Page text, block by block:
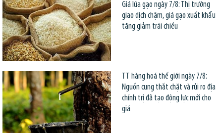
Giá lúa gạo ngày 7/8: Thị trường
giao dịch chậm, giá gạo xuất khẩu
tăng giảm trái chiều
TT hàng hoá thế giới ngày 7/8:
Nguồn cung thắt chặt và rủi ro địa
chính trị đã tạo động lực mới cho
giá